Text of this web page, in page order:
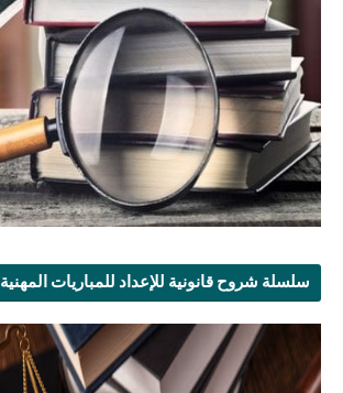
سلسلة شروح قانونية للإعداد للمباريات المهنية